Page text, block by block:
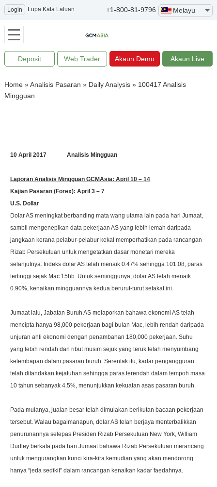
+1-800-81-9796 Melayu
Login Lupa Kata Laluan
Deposit Web Trader Akaun Demo Akaun Live
Home »Analisis Pasaran » Daily Analysis »100417 Analisis
Mingguan
10 April 2017 Analisis Mingguan
Laporan Analisis Mingguan GCMAsia: April 10 – 14
Kajian Pasaran (Forex): April 3 – 7
U.S. Dollar
Dolar AS meningkat berbanding mata wang utama lain pada hari Jumaat,
sambil mengenepikan data pekerjaan AS yang lebih lemah daripada
jangkaan kerana pelabur-pelabur kekal memperhatikan pada rancangan
Rizab Persekutuan untuk mengetatkan dasar monetari mereka
selanjutnya. Indeks dolar AS telah menaik 0.47% sehingga 101.08, paras
tertinggi sejak Mac 15hb. Untuk seminggunya, dolar AS telah menaik
0.90%, kenaikan mingguannya kedua berurut-turut setakat ini.
Jumaat lalu, Jabatan Buruh AS melaporkan bahawa ekonomi AS telah
mencipta hanya 98,000 pekerjaan bagi bulan Mac, lebih rendah daripada
unjuran ahli ekonomi dengan penambahan 180,000 pekerjaan. Suhu
yang lebih rendah dan ribut musim sejuk yang teruk telah menyumbang
kelembapan dalam pasaran buruh. Serentak itu, kadar pengangguran
telah ditandakan kejatuhan sehingga paras terendah dalam tempoh masa
10 tahun sebanyak 4.5%, menunjukkan kekuatan asas pasaran buruh.
Pada mulanya, jualan besar telah dimulakan berikutan bacaan pekerjaan
tersebut. Walau bagaimanapun, dolar AS telah berjaya menterbalikkan
penurunannya selepas Presiden Rizab Persekutuan New York, William
Dudley berkata pada hari Jumaat bahawa Rizab Persekutuan merancang
untuk mengurangkan kunci kira-kira kemudian yang akan mendorong
hanya “jeda sedikit” dalam rancangan kenaikan kadar faedahnya.